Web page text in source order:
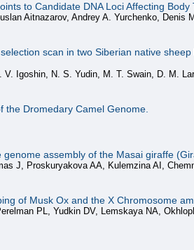
to Candidate DNA Loci Affecting
Aitnazarov, Andrey A. Yurchenko, Denis
scan in two Siberian native
V. Igoshin, N. S. Yudin, M. T. Swain, D. M.
the Dromedary Camel Genome.
assembly of the Masai giraffe
J, Proskuryakova AA, Kulemzina AI,
of Musk Ox and the X Chromosome
PL, Yudkin DV, Lemskaya NA,